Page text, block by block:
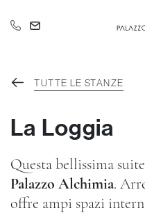
+39 335 609 46 47
info@alchimia-collection.it
TUTTE LE STANZE
La Loggia
Questa bellissima
Palazzo Alchimia.
offre ampi spazi